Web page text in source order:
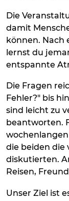
Die
damit
können. Nach
lernst du
entspannte
Die Fragen
Fehler?" bis
sind leicht zu
beantworten.
die beiden die
diskutierten.
Reisen,
Unser Ziel ist